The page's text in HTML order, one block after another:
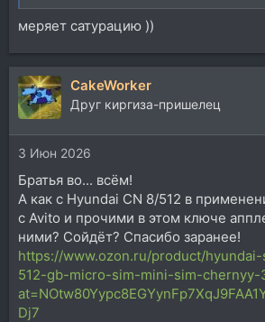
меряет сатурацию ))
CakeWorker
Друг киргиза-пришелец
3 Июн 2026
Братья во... всём!
А как с Hyundai CN 8/512 в
с Avito и прочими в этом ключе
ними? Сойдёт? Спасибо заранее!
https://www.ozon.ru/product/
512-gb-micro-sim-mini-sim-chernyy-
Dj7